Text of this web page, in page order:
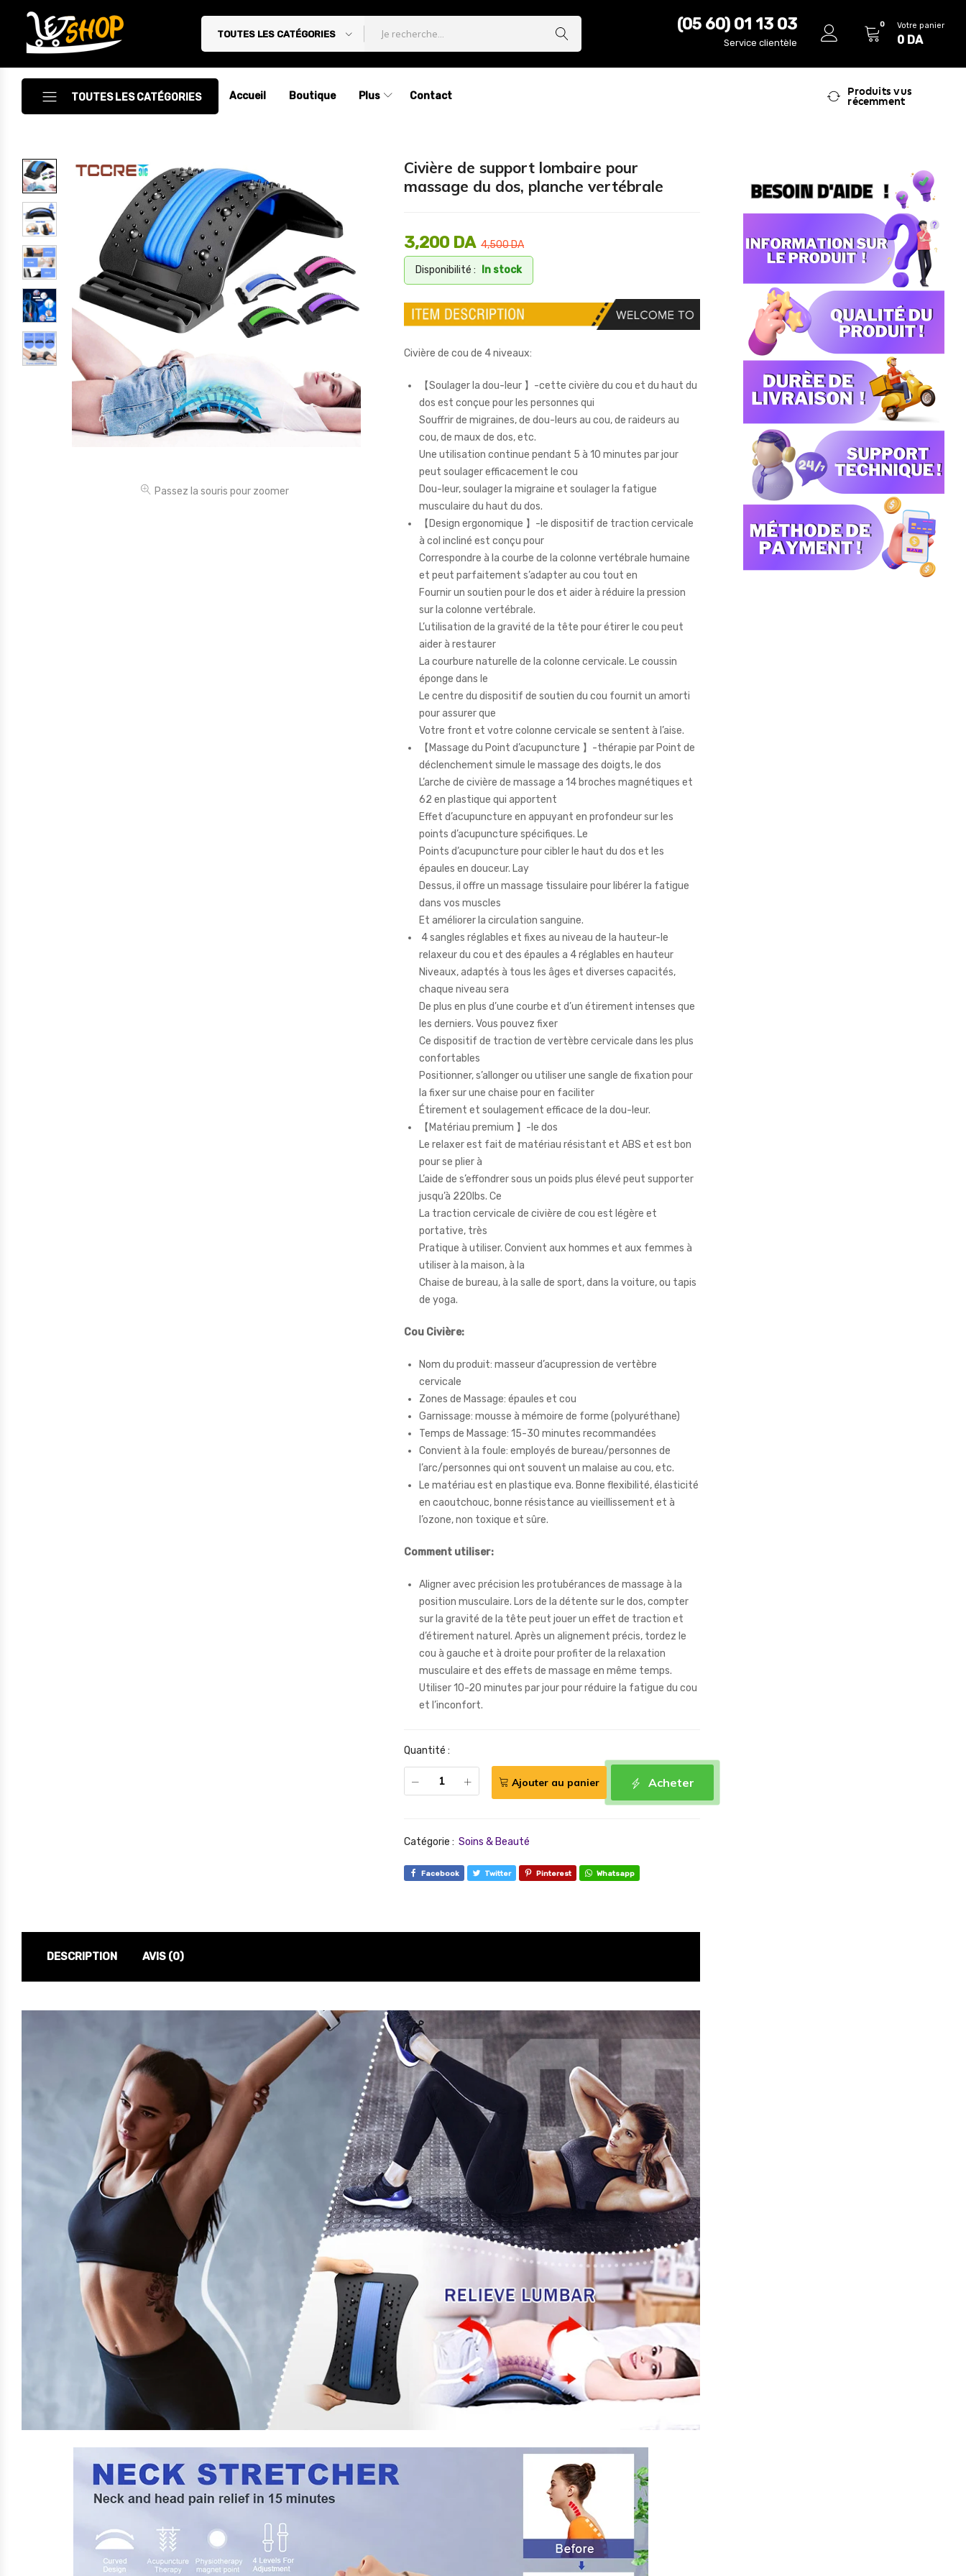
Letshop.dz
TOUTES LES CATÉGORIES
(05 60) 01 13 03
Service clientèle
0 Votre panier
0 DA
TOUTES LES CATÉGORIES
Accessoires
Accessoires Auto/Moto
Accessoires PC
Camping & Randonnée
Cuisine
Décoration
Electroménager
Électronique
Jouets
Outillages & Bricolage
Accueil Boutique Plus Contact
Produits vus
récemment
Passez la souris pour zoomer
Civière de support lombaire pour
massage du dos, planche vertébrale
4,500DA
3,200 DA
Disponibilité : In stock
Civière de cou de 4 niveaux:
【Soulager la dou-leur 】-cette civière du cou et du haut du
dos est conçue pour les personnes qui
Souffrir de migraines, de dou-leurs au cou, de raideurs au
cou, de maux de dos, etc.
Une utilisation continue pendant 5 à 10 minutes par jour
peut soulager efficacement le cou
Dou-leur, soulager la migraine et soulager la fatigue
musculaire du haut du dos.
【Design ergonomique 】-le dispositif de traction cervicale
à col incliné est conçu pour
Correspondre à la courbe de la colonne vertébrale humaine
et peut parfaitement s’adapter au cou tout en
Fournir un soutien pour le dos et aider à réduire la pression
sur la colonne vertébrale.
L’utilisation de la gravité de la tête pour étirer le cou peut
aider à restaurer
La courbure naturelle de la colonne cervicale. Le coussin
éponge dans le
Le centre du dispositif de soutien du cou fournit un amorti
pour assurer que
Votre front et votre colonne cervicale se sentent à l’aise.
【Massage du Point d’acupuncture 】-thérapie par Point de
déclenchement simule le massage des doigts, le dos
L’arche de civière de massage a 14 broches magnétiques et
62 en plastique qui apportent
Effet d’acupuncture en appuyant en profondeur sur les
points d’acupuncture spécifiques. Le
Points d’acupuncture pour cibler le haut du dos et les
épaules en douceur. Lay
Dessus, il offre un massage tissulaire pour libérer la fatigue
dans vos muscles
Et améliorer la circulation sanguine.
4 sangles réglables et fixes au niveau de la hauteur-le
relaxeur du cou et des épaules a 4 réglables en hauteur
Niveaux, adaptés à tous les âges et diverses capacités,
chaque niveau sera
De plus en plus d’une courbe et d’un étirement intenses que
les derniers. Vous pouvez fixer
Ce dispositif de traction de vertèbre cervicale dans les plus
confortables
Positionner, s’allonger ou utiliser une sangle de fixation pour
la fixer sur une chaise pour en faciliter
Étirement et soulagement efficace de la dou-leur.
【Matériau premium 】-le dos
Le relaxer est fait de matériau résistant et ABS et est bon
pour se plier à
L’aide de s’effondrer sous un poids plus élevé peut supporter
jusqu’à 220lbs. Ce
La traction cervicale de civière de cou est légère et
portative, très
Pratique à utiliser. Convient aux hommes et aux femmes à
utiliser à la maison, à la
Chaise de bureau, à la salle de sport, dans la voiture, ou tapis
de yoga.
Cou Civière:
Nom du produit: masseur d’acupression de vertèbre
cervicale
Zones de Massage: épaules et cou
Garnissage: mousse à mémoire de forme (polyuréthane)
Temps de Massage: 15-30 minutes recommandées
Convient à la foule: employés de bureau/personnes de
l’arc/personnes qui ont souvent un malaise au cou, etc.
Le matériau est en plastique eva. Bonne flexibilité, élasticité
en caoutchouc, bonne résistance au vieillissement et à
l’ozone, non toxique et sûre.
Comment utiliser:
Aligner avec précision les protubérances de massage à la
position musculaire. Lors de la détente sur le dos, compter
sur la gravité de la tête peut jouer un effet de traction et
d’étirement naturel. Après un alignement précis, tordez le
cou à gauche et à droite pour profiter de la relaxation
musculaire et des effets de massage en même temps.
Utiliser 10-20 minutes par jour pour réduire la fatigue du cou
et l’inconfort.
Quantité :
Acheter
Ajouter au panier
Catégorie : Soins & Beauté
Facebook Twitter Pinterest Whatsapp
DESCRIPTION AVIS (0)